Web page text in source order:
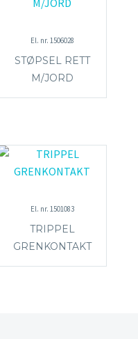
El. nr. 1506028
STØPSEL RETT
M/JORD
El. nr. 1501083
TRIPPEL
GRENKONTAKT